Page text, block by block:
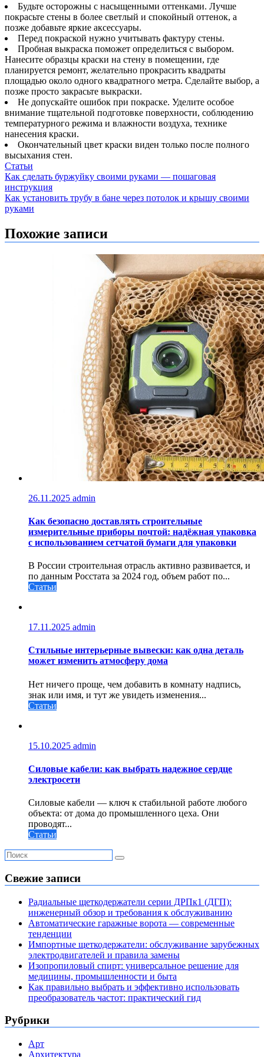
Будьте осторожны с насыщенными оттенками. Лучше
покрасьте стены в более светлый и спокойный оттенок, а
позже добавьте яркие аксессуары.
Перед покраской нужно учитывать фактуру стены.
Пробная выкраска поможет определиться с выбором.
Нанесите образцы краски на стену в помещении, где
планируется ремонт, желательно прокрасить квадраты
площадью около одного квадратного метра. Сделайте выбор, а
позже просто закрасьте выкраски.
Не допускайте ошибок при покраске. Уделите особое
внимание тщательной подготовке поверхности, соблюдению
температурного режима и влажности воздуха, технике
нанесения краски.
Окончательный цвет краски виден только после полного
высыхания стен.
Статьи
Навигация
по
записям
Как сделать буржуйку своими руками — пошаговая
инструкция
Как установить трубу в бане через потолок и крышу своими
руками
Похожие записи
26.11.2025 admin
Как безопасно доставлять строительные
измерительные приборы почтой: надёжная упаковка
с использованием сетчатой бумаги для упаковки
В России строительная отрасль активно развивается, и
по данным Росстата за 2024 год, объем работ по...
Статьи
17.11.2025 admin
Стильные интерьерные вывески: как одна деталь
может изменить атмосферу дома
Нет ничего проще, чем добавить в комнату надпись,
знак или имя, и тут же увидеть изменения...
Статьи
15.10.2025 admin
Силовые кабели: как выбрать надежное сердце
электросети
Силовые кабели — ключ к стабильной работе любого
объекта: от дома до промышленного цеха. Они
проводят...
Статьи
Свежие записи
Радиальные щеткодержатели серии ДРПк1 (ДГП):
инженерный обзор и требования к обслуживанию
Автоматические гаражные ворота — современные
тенденции
Импортные щеткодержатели: обслуживание зарубежных
электродвигателей и правила замены
Изопропиловый спирт: универсальное решение для
медицины, промышленности и быта
Как правильно выбрать и эффективно использовать
преобразователь частот: практический гид
Рубрики
Арт
Архитектура